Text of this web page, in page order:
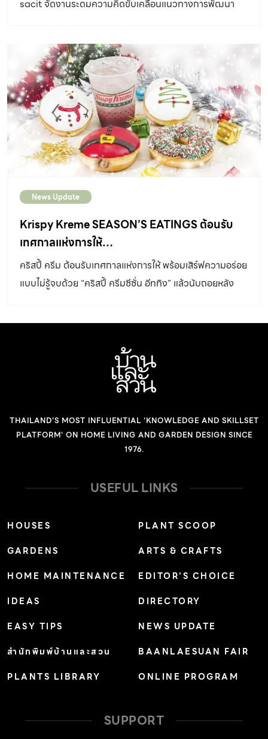
sacit จัดงานระดมความคิดขับเคลื่อนแนวทางการพัฒนา
ระดับสากล และเกิดการเติบโตอย่างยั่งยืน โดยเชิญผู้ทรง
คุณวุฒิจากหลายแวดวงผู้เชี่ยวชาญด้านศิลปหัตถกรรมไทย
มาร่วมประชุมเสวนา “sacit Craft Power” SACIT The
Future of Crafts : Guru Panel เมื่อวันที่ 8 พฤษภาคม ที่
ผ่านมา ณ โรงแรม อีสติน แกรนด์ กรุงเทพ การประชุมเสวนา
ในครั้งนี้ sacit เชิญผู้เชี่ยวชาญด้านศิลปหัตถกรรมไทย 9
ท่าน มาแสดงความ คิดเห็น ใน 3 ด้าน คือ Unseen Craft,
วิบูลย์ ลี้สุวรรณ ราชบัณฑิต ประเภทวิชาวิจิตรศิลป์ สาขาวิชา
จิตรกรรมราชบัณฑิตยสภา / […]
News Update
Krispy Kreme SEASON’S EATINGS ต้อนรับ
เทศกาลแห่งการให้…
คริสปี้ ครีม ต้อนรับเทศกาลแห่งการให้ พร้อมเสิร์ฟความอร่อย
แบบไม่รู้จบด้วย “คริสปี้ ครีมซีซั่น อีททิง” แล้วนับถอยหลัง
THAILAND'S MOST INFLUENTIAL 'KNOWLEDGE AND SKILLSET
PLATFORM' ON HOME LIVING AND GARDEN DESIGN SINCE
1976.
USEFUL LINKS
HOUSES
GARDENS
HOME MAINTENANCE
IDEAS
EASY TIPS
สำนักพิมพ์บ้านและสวน
PLANTS LIBRARY
PLANT SCOOP
ARTS & CRAFTS
EDITOR’S CHOICE
DIRECTORY
NEWS UPDATE
BAANLAESUAN FAIR
ONLINE PROGRAM
SUPPORT